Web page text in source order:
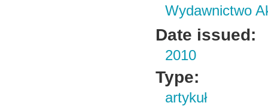
Wydawnictwo
Date issued:
2010
Type:
artykuł